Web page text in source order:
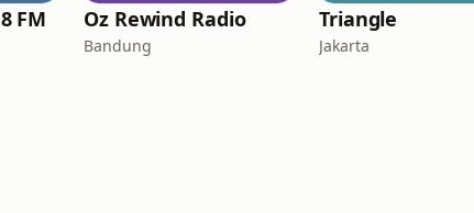
FM Oz Rewind Radio
Bandung
Triangle
Jakarta